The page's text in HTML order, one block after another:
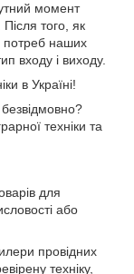
момент
того, як
потреб наших
входу і виходу.
в Україні!
техніки та
для
або
провідних
техніку,